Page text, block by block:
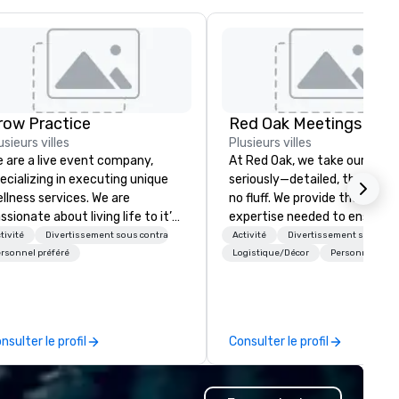
Practice
villes
are a live event company,
in executing unique
services. We are
about living life to it’s
to thrive over stress, and
excitement in creating
Divertissement sous contrat
préféré
le profil
Plusieurs villes
At Red Oak, we take our
seriously—detailed,
no fluff. We provide the tools
expertise needed to ensure
meeting goes off without a
From site visits, expo
of your meeting. Our meeting
planners have access to the
up-to-date technology,
Activité
Divertissement sous
Logistique/Décor
Personnel
Consulter le profil